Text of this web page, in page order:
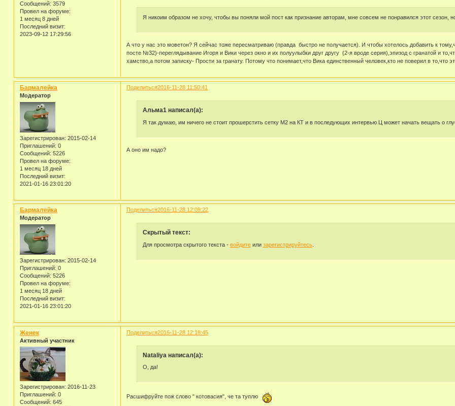
Сообщений: 3579
Провел на форуме:
1 месяц 8 дней
Последний визит:
2023-09-12 17:29:56
Я никоим образом не хочу, чтобы вы поняли мой пост как признание авторам, мне совсем не понравился этот сезон,
А что у нас это моветон? Я сейчас тоже пересматриваю (правда быстро не получается). И чтобы хотелось добавить к
посте №32)-переглядывание Игоря и Вики через окно и их полуулыбки друг другу (2-я вроде серия),эпизод с гранатой и
хамство,а потом записку- Прости за гранату. Потому что понимает,что Вика единственный человек,кто не поверил в то,что
Поделиться2016-11-28 11:50:41
Бармалейка
Модератор
Зарегистрирован: 2015-02-14
Приглашений: 0
Сообщений: 5226
Провел на форуме:
1 месяц 18 дней
Последний визит:
2021-01-16 23:01:20
Альма1 написал(а):
Я так думаю, им ничего не стоит прошерстить сетку М2 на КТ и в последующих интервью Ц может начать вещать о
А оно им надо?
Поделиться2016-11-28 12:09:22
Бармалейка
Модератор
Зарегистрирован: 2015-02-14
Приглашений: 0
Сообщений: 5226
Провел на форуме:
1 месяц 18 дней
Последний визит:
2021-01-16 23:01:20
Скрытый текст:
Для просмотра скрытого текста - войдитеили зарегистрируйтесь.
Поделиться2016-11-28 12:18:45
Женек
Активный участник
Зарегистрирован: 2016-11-23
Приглашений: 0
Сообщений: 645
Nataliya написал(а):
О, да!
Расшифруйте пож слово " котовасия", че та туплю